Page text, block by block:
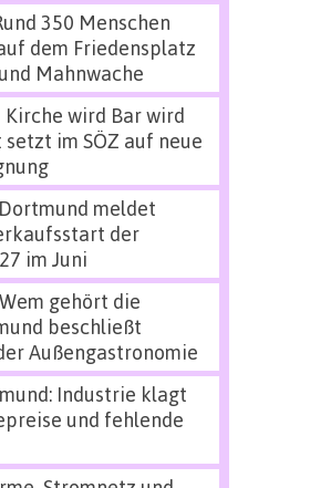
350 Menschen
dem Friedensplatz
Mahnwache
Kirche wird Bar wird
setzt im SÖZ auf neue
meldet
der
im Juni
Wem gehört die
beschließt
Außengastronomie
Industrie klagt
und fehlende